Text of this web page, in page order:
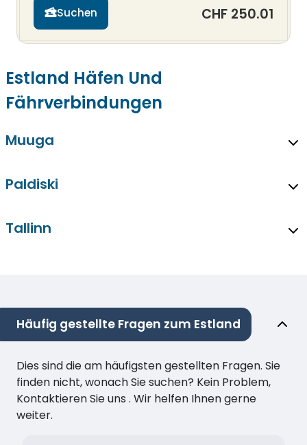
Suchen CHF 250.01
Estland Häfen Und
Fährverbindungen
Muuga
Paldiski
Tallinn
Häufig gestellte Fragen zum Estland
Dies sind die am häufigsten gestellten Fragen. Sie
finden nicht, wonach Sie suchen? Kein Problem,
Kontaktieren Sie uns . Wir helfen Ihnen gerne
weiter.